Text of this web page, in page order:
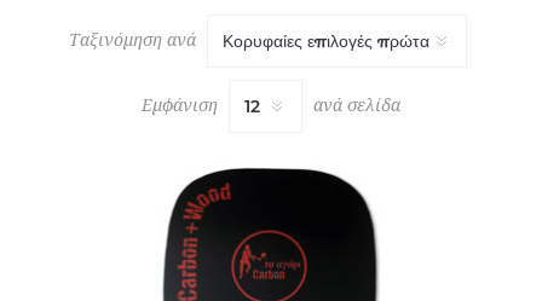
Ταξινόμηση ανά
Εμφάνιση ανά σελίδα